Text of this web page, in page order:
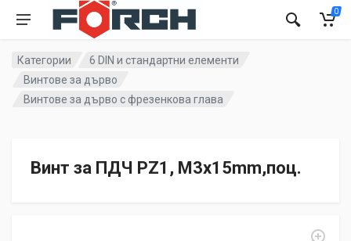
0
Категории
6 DIN и стандартни елементи
Винтове за дърво
Винтове за дърво с фрезенкова глава
Винт за ПДЧ PZ1, M3x15mm,поц.